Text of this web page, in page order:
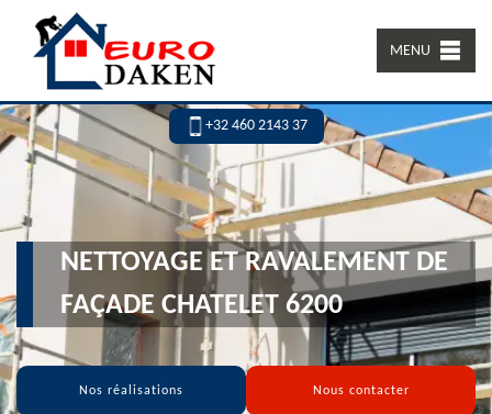
MENU
+32 460 2143 37
NETTOYAGE ET RAVALEMENT DE
FAÇADE CHATELET 6200
Nos réalisations Nous contacter